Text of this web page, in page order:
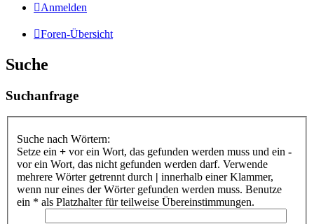
Anmelden
Foren-Übersicht
Suche
Suchanfrage
Suche nach Wörtern:
Setze ein + vor ein Wort, das gefunden werden muss und ein -
vor ein Wort, das nicht gefunden werden darf. Verwende
mehrere Wörter getrennt durch | innerhalb einer Klammer,
wenn nur eines der Wörter gefunden werden muss. Benutze
ein * als Platzhalter für teilweise Übereinstimmungen.